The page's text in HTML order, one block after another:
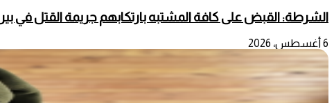
الشرطة: القبض على كافة المشتبه بارتكابهم جريمة القتل في
6 أغسطس، 2026